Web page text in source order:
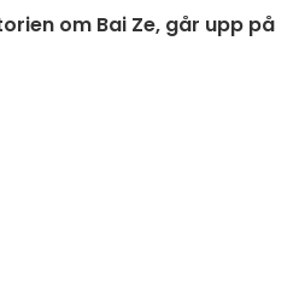
om Bai Ze, går upp på